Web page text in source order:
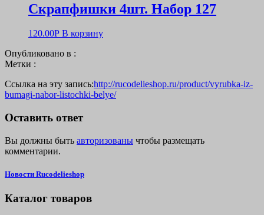
Скрапфишки 4шт. Набор 127
120.00Р В корзину
Опубликовано в :
Метки :
Ссылка на эту запись:http://rucodelieshop.ru/product/vyrubka-iz-
bumagi-nabor-listochki-belye/
Оставить ответ
Вы должны быть авторизованы чтобы размещать
комментарии.
Новости Rucodelieshop
Каталог товаров